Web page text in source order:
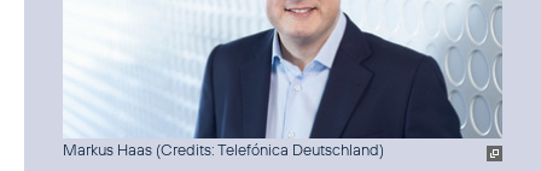
Markus Haas (Credits: Telefónica Deutschland)